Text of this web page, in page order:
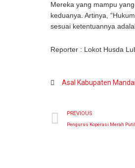
Mereka yang mampu
keduanya. Artinya,
sesuai ketentuannya
Reporter : Lokot Husda
Asal Kabupaten
PREVIOUS